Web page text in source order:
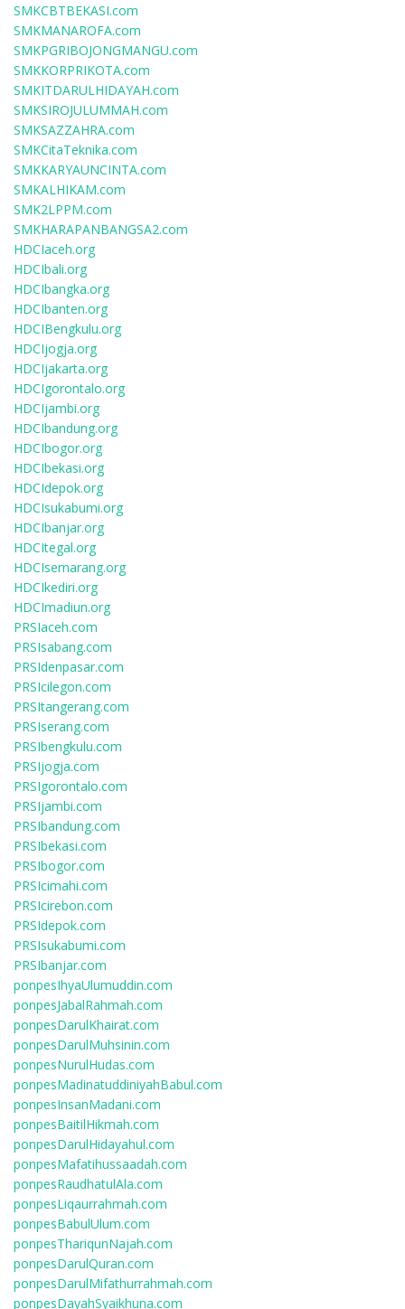
SMKCBTBEKASI.com
SMKMANAROFA.com
SMKPGRIBOJONGMANGU.com
SMKKORPRIKOTA.com
SMKITDARULHIDAYAH.com
SMKSIROJULUMMAH.com
SMKSAZZAHRA.com
SMKCitaTeknika.com
SMKKARYAUNCINTA.com
SMKALHIKAM.com
SMK2LPPM.com
SMKHARAPANBANGSA2.com
HDCIaceh.org
HDCIbali.org
HDCIbangka.org
HDCIbanten.org
HDCIBengkulu.org
HDCIjogja.org
HDCIjakarta.org
HDCIgorontalo.org
HDCIjambi.org
HDCIbandung.org
HDCIbogor.org
HDCIbekasi.org
HDCIdepok.org
HDCIsukabumi.org
HDCIbanjar.org
HDCItegal.org
HDCIsemarang.org
HDCIkediri.org
HDCImadiun.org
PRSIaceh.com
PRSIsabang.com
PRSIdenpasar.com
PRSIcilegon.com
PRSItangerang.com
PRSIserang.com
PRSIbengkulu.com
PRSIjogja.com
PRSIgorontalo.com
PRSIjambi.com
PRSIbandung.com
PRSIbekasi.com
PRSIbogor.com
PRSIcimahi.com
PRSIcirebon.com
PRSIdepok.com
PRSIsukabumi.com
PRSIbanjar.com
ponpesIhyaUlumuddin.com
ponpesJabalRahmah.com
ponpesDarulKhairat.com
ponpesDarulMuhsinin.com
ponpesNurulHudas.com
ponpesMadinatuddiniyahBabul.com
ponpesInsanMadani.com
ponpesBaitilHikmah.com
ponpesDarulHidayahul.com
ponpesMafatihussaadah.com
ponpesRaudhatulAla.com
ponpesLiqaurrahmah.com
ponpesBabulUlum.com
ponpesThariqunNajah.com
ponpesDarulQuran.com
ponpesDarulMifathurrahmah.com
ponpesDayahSyaikhuna.com